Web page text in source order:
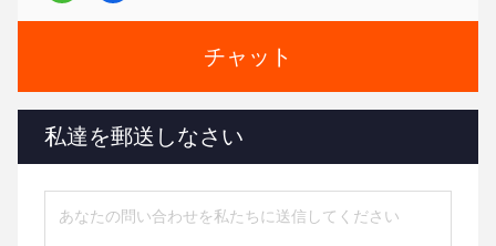
チャット
私達を郵送しなさい